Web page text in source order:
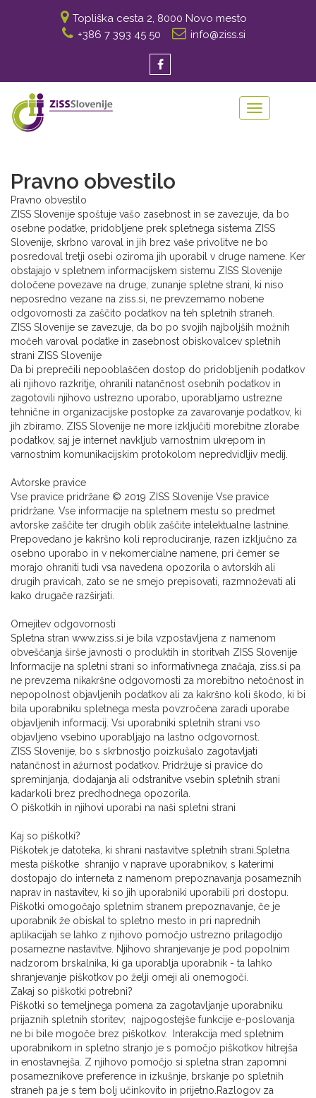
Topliška cesta 2, 8000 Novo mesto
+386 7 393 45 50
info@ziss.si
Toggle
Pravno obvestilo
Pravno obvestilo
ZISS Slovenije spoštuje vašo zasebnost in se zavezuje, da bo
osebne podatke, pridobljene prek spletnega sistema ZISS
Slovenije, skrbno varoval in jih brez vaše privolitve ne bo
posredoval tretji osebi oziroma jih uporabil v druge namene. Ker
obstajajo v spletnem informacijskem sistemu ZISS Slovenije
določene povezave na druge, zunanje spletne strani, ki niso
neposredno vezane na ziss.si, ne prevzemamo nobene
odgovornosti za zaščito podatkov na teh spletnih straneh.
ZISS Slovenije se zavezuje, da bo po svojih najboljših možnih
močeh varoval podatke in zasebnost obiskovalcev spletnih
strani ZISS Slovenije
Da bi preprečili nepooblaščen dostop do pridobljenih podatkov
ali njihovo razkritje, ohranili natančnost osebnih podatkov in
zagotovili njihovo ustrezno uporabo, uporabljamo ustrezne
tehnične in organizacijske postopke za zavarovanje podatkov, ki
jih zbiramo. ZISS Slovenije ne more izključiti morebitne zlorabe
podatkov, saj je internet navkljub varnostnim ukrepom in
varnostnim komunikacijskim protokolom nepredvidljiv medij.
Avtorske pravice
Vse pravice pridržane © 2019 ZISS Slovenije Vse pravice
pridržane. Vse informacije na spletnem mestu so predmet
avtorske zaščite ter drugih oblik zaščite intelektualne lastnine.
Prepovedano je kakršno koli reproduciranje, razen izključno za
osebno uporabo in v nekomercialne namene, pri čemer se
morajo ohraniti tudi vsa navedena opozorila o avtorskih ali
drugih pravicah, zato se ne smejo prepisovati, razmnoževati ali
kako drugače razširjati.
Omejitev odgovornosti
Spletna stran www.ziss.si je bila vzpostavljena z namenom
obveščanja širše javnosti o produktih in storitvah ZISS Slovenije
Informacije na spletni strani so informativnega značaja, ziss.si pa
ne prevzema nikakršne odgovornosti za morebitno netočnost in
nepopolnost objavljenih podatkov ali za kakršno koli škodo, ki bi
bila uporabniku spletnega mesta povzročena zaradi uporabe
objavljenih informacij. Vsi uporabniki spletnih strani vso
objavljeno vsebino uporabljajo na lastno odgovornost.
ZISS Slovenije, bo s skrbnostjo poizkušalo zagotavljati
natančnost in ažurnost podatkov. Pridržuje si pravice do
spreminjanja, dodajanja ali odstranitve vsebin spletnih strani
kadarkoli brez predhodnega opozorila.
O piškotkih in njihovi uporabi na naši spletni strani
Kaj so piškotki?
Piškotek je datoteka, ki shrani nastavitve spletnih strani.Spletna
mesta piškotke shranijo v naprave uporabnikov, s katerimi
dostopajo do interneta z namenom prepoznavanja posameznih
naprav in nastavitev, ki so jih uporabniki uporabili pri dostopu.
Piškotki omogočajo spletnim stranem prepoznavanje, če je
uporabnik že obiskal to spletno mesto in pri naprednih
aplikacijah se lahko z njihovo pomočjo ustrezno prilagodijo
posamezne nastavitve. Njihovo shranjevanje je pod popolnim
nadzorom brskalnika, ki ga uporablja uporabnik - ta lahko
shranjevanje piškotkov po želji omeji ali onemogoči.
Zakaj so piškotki potrebni?
Piškotki so temeljnega pomena za zagotavljanje uporabniku
prijaznih spletnih storitev; najpogostejše funkcije e-poslovanja
ne bi bile mogoče brez piškotkov. Interakcija med spletnim
uporabnikom in spletno stranjo je s pomočjo piškotkov hitrejša
in enostavnejša. Z njihovo pomočjo si spletna stran zapomni
posameznikove preference in izkušnje, brskanje po spletnih
straneh pa je s tem bolj učinkovito in prijetno.Razlogov za